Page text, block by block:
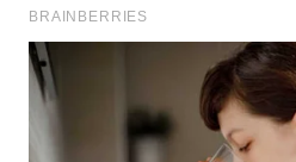
BOROBUDUR